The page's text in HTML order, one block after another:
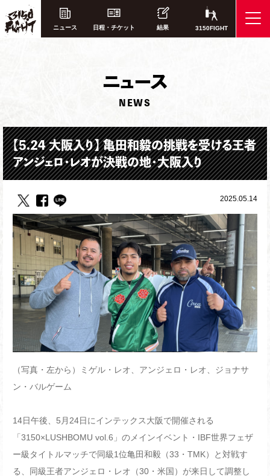
ニュース 日程・チケット 結果 3150FIGHT
ニュース
NEWS
【5.24 大阪入り】 亀田和毅の挑戦を受ける王者
アンジェロ・レオが決戦の地・大阪入り
2025.05.14
（写真・左から）ミゲル・レオ、アンジェロ・レオ、ジョナサ
ン・バルゲーム
14日午後、 5 月 24日にインテックス大阪で開催される
「 3150×LUSHBOMU vol.6 」のメインイベント・ IBF世界フェザ
ー級タイトルマッチで同級1位亀田和毅（33 ・ TMK）と対戦す
る、同級王者アンジェロ・レオ（30 ・米国）が来日して調整し